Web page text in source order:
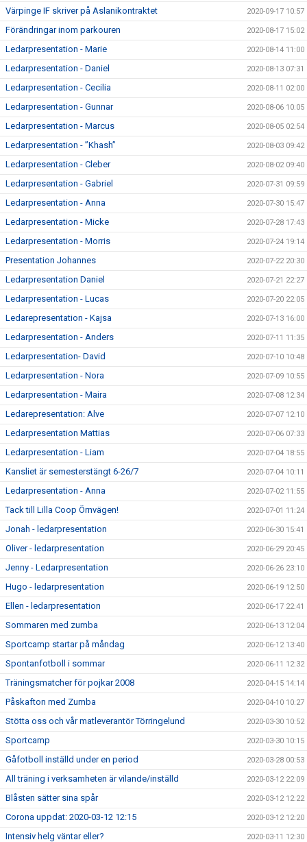
Värpinge IF skriver på Aslanikontraktet 2020-09-17 10:57
Förändringar inom parkouren 2020-08-17 15:02
Ledarpresentation - Marie 2020-08-14 11:00
Ledarpresentation - Daniel 2020-08-13 07:31
Ledarpresentation - Cecilia 2020-08-11 02:00
Ledarpresentation - Gunnar 2020-08-06 10:05
Ledarpresentation - Marcus 2020-08-05 02:54
Ledarpresentation - ”Khash” 2020-08-03 09:42
Ledarpresentation - Cleber 2020-08-02 09:40
Ledarpresentation - Gabriel 2020-07-31 09:59
Ledarpresentation - Anna 2020-07-30 15:47
Ledarpresentation - Micke 2020-07-28 17:43
Ledarpresentation - Morris 2020-07-24 19:14
Presentation Johannes 2020-07-22 20:30
Ledarpresentation Daniel 2020-07-21 22:27
Ledarpresentation - Lucas 2020-07-20 22:05
Ledarepresentation - Kajsa 2020-07-13 16:00
Ledarpresentation - Anders 2020-07-11 11:35
Ledarpresentation- David 2020-07-10 10:48
Ledarpresentation - Nora 2020-07-09 10:55
Ledarpresentation - Maira 2020-07-08 12:34
Ledarepresentation: Alve 2020-07-07 12:10
Ledarpresentation Mattias 2020-07-06 07:33
Ledarpresentation - Liam 2020-07-04 18:55
Kansliet är semesterstängt 6-26/7 2020-07-04 10:11
Ledarpresentation - Anna 2020-07-02 11:55
Tack till Lilla Coop Örnvägen! 2020-07-01 11:24
Jonah - ledarpresentation 2020-06-30 15:41
Oliver - ledarpresentation 2020-06-29 20:45
Jenny - Ledarpresentation 2020-06-26 23:10
Hugo - ledarpresentation 2020-06-19 12:50
Ellen - ledarpresentation 2020-06-17 22:41
Sommaren med zumba 2020-06-13 12:04
Sportcamp startar på måndag 2020-06-12 13:40
Spontanfotboll i sommar 2020-06-11 12:32
Träningsmatcher för pojkar 2008 2020-04-15 14:14
Påskafton med Zumba 2020-04-10 10:27
Stötta oss och vår matleverantör Törringelund 2020-03-30 10:52
Sportcamp 2020-03-30 10:15
Gåfotboll inställd under en period 2020-03-28 00:53
All träning i verksamheten är vilande/inställd 2020-03-12 22:09
Blåsten sätter sina spår 2020-03-12 12:22
Corona uppdat: 2020-03-12 12:15 2020-03-12 12:20
Intensiv helg väntar eller? 2020-03-11 12:30